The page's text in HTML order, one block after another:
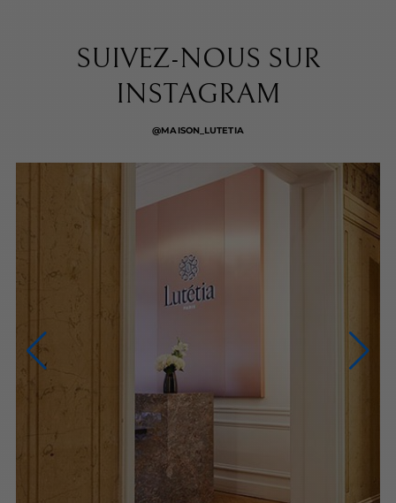
SUIVEZ-NOUS SUR
INSTAGRAM
@MAISON_LUTETIA
NOUS CONTACTER
NOUS APPELER
du lundi au samedi (9h-20h)
NOUS ÉCRIRE